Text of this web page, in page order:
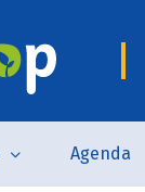
Agenda